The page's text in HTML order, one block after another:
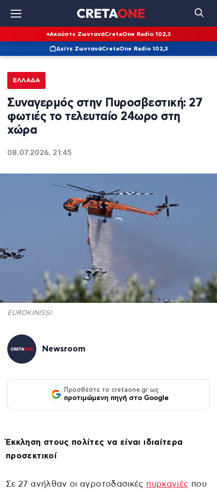
Ακούστε ΖωντανάCretaOne Radio 102,3
Δείτε ΖωντανάCretaOne Radio 102,3
ΕΛΛΆΔΑ
Συναγερμός στην Πυροσβεστική: 27
φωτιές το τελευταίο 24ωρο στη
χώρα
08.07.2026, 21:45
EUROKINISSI
Newsroom
Προσθέστε το cretaone.gr ως
προτιμώμενη πηγή στο Google
Έκκληση στους πολίτες να είναι ιδιαίτερα
προσεκτικοί
Σε 27 ανήλθαν οι αγροτοδασικές πυρκαγιές που